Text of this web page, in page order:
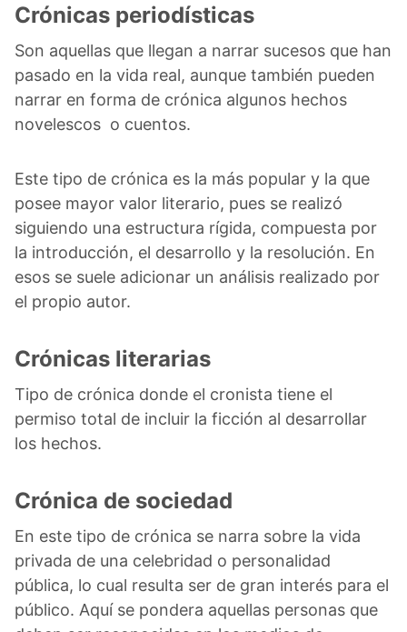
Crónicas periodísticas
Son aquellas que llegan a narrar sucesos que han
pasado en la vida real, aunque también pueden
narrar en forma de crónica algunos hechos
novelescos o cuentos.
Este tipo de crónica es la más popular y la que
posee mayor valor literario, pues se realizó
siguiendo una estructura rígida, compuesta por
la introducción, el desarrollo y la resolución. En
esos se suele adicionar un análisis realizado por
el propio autor.
Crónicas literarias
Tipo de crónica donde el cronista tiene el
permiso total de incluir la ficción al desarrollar
los hechos.
Crónica de sociedad
En este tipo de crónica se narra sobre la vida
privada de una celebridad o personalidad
pública, lo cual resulta ser de gran interés para el
público. Aquí se pondera aquellas personas que